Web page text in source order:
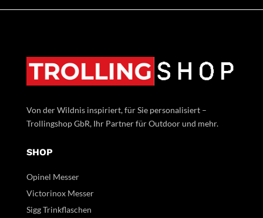
Von der Wildnis inspiriert, für Sie personalisiert –
Trollingshop GbR, Ihr Partner für Outdoor und mehr.
SHOP
Opinel Messer
Victorinox Messer
Sigg Trinkflaschen